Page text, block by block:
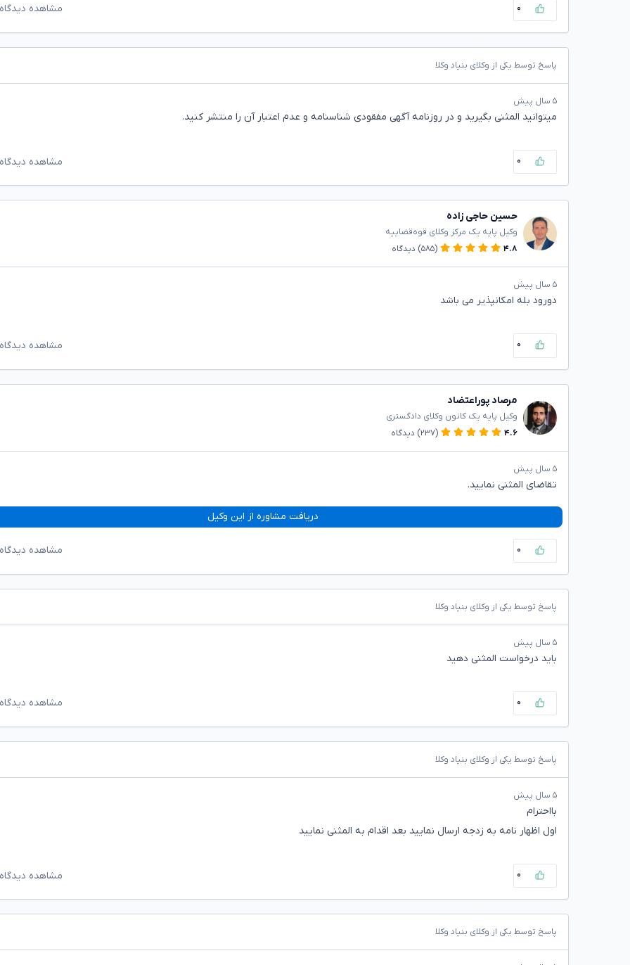
۰ مشاهده
پاسخ توسط یکی از وکلای بنیاد وکلا
۵ سال پیش
میتوانید المثنی بگیرید و در روزنامه آگهی مفقودی شناسنامه و عدم اعتبار آن را منتشر کنید.
۰ مشاهده
حسین حاجی زاده
وکیل پایه یک مرکز وکلای قوه‌قضاییه
۴.۸
(۵۸۵) دیدگاه
۵ سال پیش
دورود بله امکانپذیر می باشد
۰ مشاهده
مرصاد پوراعتضاد
وکیل پایه یک کانون وکلای دادگستری
۴.۶
(۲۳۷) دیدگاه
۵ سال پیش
تقاضای المثنی نمایید.
دریافت مشاوره از این وکیل
۰ مشاهده
پاسخ توسط یکی از وکلای بنیاد وکلا
۵ سال پیش
باید درخواست المثنی دهید
۰ مشاهده
پاسخ توسط یکی از وکلای بنیاد وکلا
۵ سال پیش
بااحترام
اول اظهار نامه به زدجه ارسال نمایید بعد اقدام به المثنی نمایید
۰ مشاهده
پاسخ توسط یکی از وکلای بنیاد وکلا